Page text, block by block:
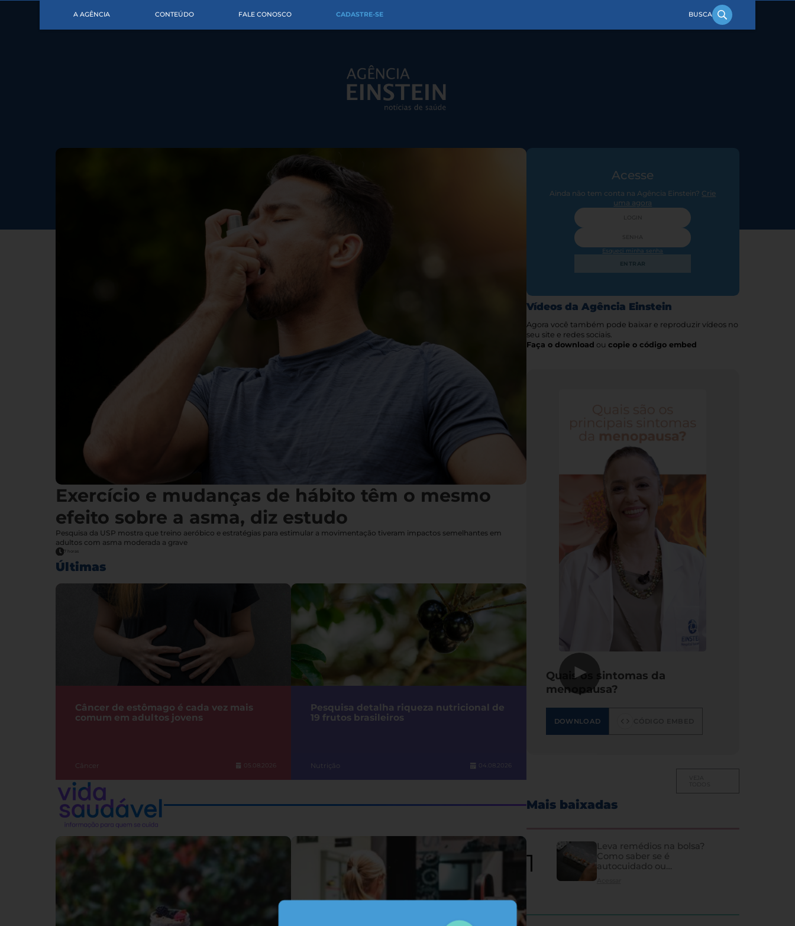
A AGÊNCIA CONTEÚDO FALE CONOSCO CADASTRE-SE
Exercício e mudanças de hábito têm o mesmo
efeito sobre a asma, diz estudo
Pesquisa da USP mostra que treino aeróbico e estratégias para estimular a movimentação tiveram impactos semelhantes em
adultos com asma moderada a grave
7 horas
Últimas
Câncer de estômago é cada vez mais
comum em adultos jovens
Câncer 05.08.2026
Pesquisa detalha riqueza nutricional de
19 frutos brasileiros
Nutrição 04.08.2026
Acesse
Ainda não tem conta na Agência Einstein? Crie
uma agora
Esqueci minha senha
ENTRAR
Vídeos da Agência Einstein
Agora você também pode baixar e reproduzir vídeos no
seu site e redes sociais.
Faça o download ou copie o código embed
▶
Quais os sintomas da
menopausa?
DOWNLOAD
Mais baixadas
Leva remédios na bolsa?
Como saber se é
autocuidado ou
hipocondria
Acessar